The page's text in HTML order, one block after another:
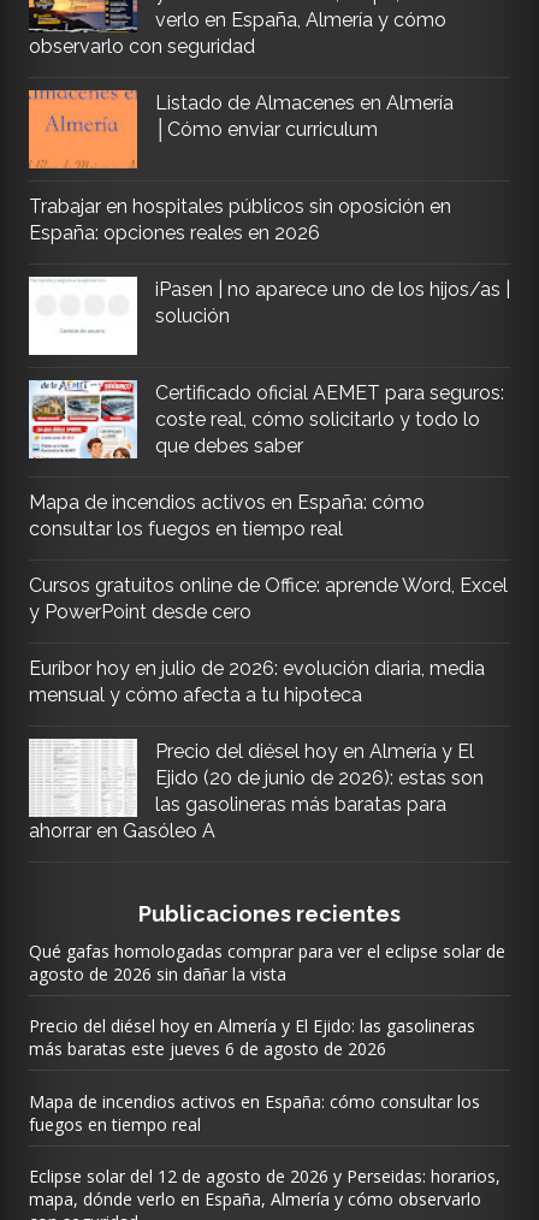
verlo en España, Almería y cómo
observarlo con seguridad
Listado de Almacenes en Almería
│Cómo enviar curriculum
Trabajar en hospitales públicos sin oposición en
España: opciones reales en 2026
iPasen | no aparece uno de los hijos/as |
solución
Certificado oficial AEMET para seguros:
coste real, cómo solicitarlo y todo lo
que debes saber
Mapa de incendios activos en España: cómo
consultar los fuegos en tiempo real
Cursos gratuitos online de Office: aprende Word, Excel
y PowerPoint desde cero
Euríbor hoy en julio de 2026: evolución diaria, media
mensual y cómo afecta a tu hipoteca
Precio del diésel hoy en Almería y El
Ejido (20 de junio de 2026): estas son
las gasolineras más baratas para
ahorrar en Gasóleo A
Publicaciones recientes
Qué gafas homologadas comprar para ver el eclipse solar de
agosto de 2026 sin dañar la vista
Precio del diésel hoy en Almería y El Ejido: las gasolineras
más baratas este jueves 6 de agosto de 2026
Mapa de incendios activos en España: cómo consultar los
fuegos en tiempo real
Eclipse solar del 12 de agosto de 2026 y Perseidas: horarios,
mapa, dónde verlo en España, Almería y cómo observarlo